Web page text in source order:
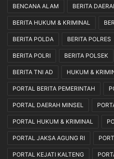
BENCANA ALAM BERITA
BERITA HUKUM & KRIMINAL
BERITA POLDA BERITA POLRES
BERITA POLRI BERITA POLSEK
BERITA TNI AD HUKUM &
PORTAL BERITA PEMERINTAH
PORTAL DAERAH MINSEL
PORTAL HUKUM & KRIMINAL
PORTAL JAKSA AGUNG RI
PORTAL KEJATI KALTENG